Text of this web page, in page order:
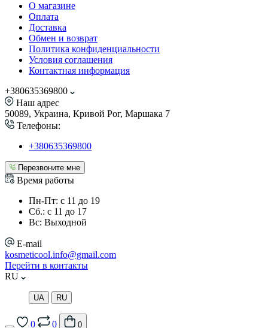
О магазине
Оплата
Доставка
Обмен и возврат
Политика конфиденциальности
Условия соглашения
Контактная информация
+380635369800
Наш адрес
50089, Украина, Кривой Рог, Маршака 7
Телефоны:
+380635369800
Перезвоните мне
Время работы
Пн-Пт: с 11 до 19
Сб.: с 11 до 17
Вс: Выходной
E-mail
kosmeticool.info@gmail.com
Перейти в контакты
RU
UA RU
0 0 0